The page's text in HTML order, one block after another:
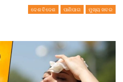
ଦେଶ ବିଦେଶ ପାଣିପାଗ ମୁଖ୍ୟ ଖବର